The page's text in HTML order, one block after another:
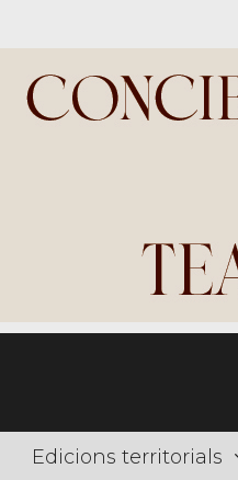
Edicions territorials